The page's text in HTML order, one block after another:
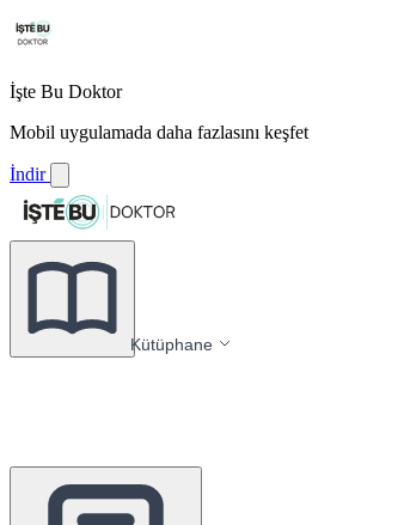
İşte Bu Doktor
Mobil uygulamada daha fazlasını keşfet
İndir
Kütüphane